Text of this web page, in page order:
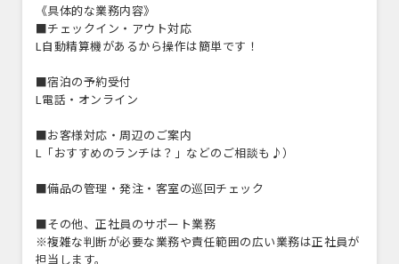
《具体的な業務内容》
■チェックイン・アウト対応
L自動精算機があるから操作は簡単です！
■宿泊の予約受付
L電話・オンライン
■お客様対応・周辺のご案内
L「おすすめのランチは？」などのご相談も♪）
■備品の管理・発注・客室の巡回チェック
■その他、正社員のサポート業務
※複雑な判断が必要な業務や責任範囲の広い業務は正社員が
担当します。